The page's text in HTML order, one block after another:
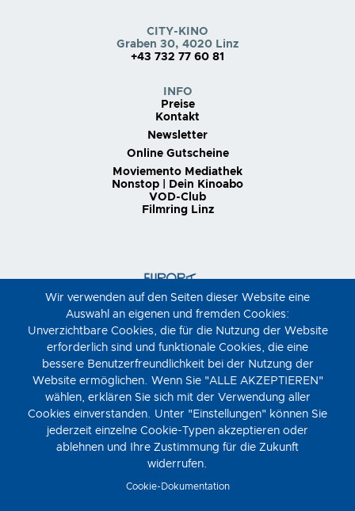
CITY-KINO
Graben 30, 4020 Linz
+43 732 77 60 81
INFO
Preise
Kontakt
Newsletter
Online Gutscheine
Moviemento Mediathek
Nonstop | Dein Kinoabo
VOD-Club
Filmring Linz
Wir verwenden auf den Seiten dieser Website eine
Auswahl an eigenen und fremden Cookies:
Unverzichtbare Cookies, die für die Nutzung der Website
erforderlich sind und funktionale Cookies, die eine
bessere Benutzerfreundlichkeit bei der Nutzung der
Website ermöglichen. Wenn Sie "ALLE AKZEPTIEREN"
wählen, erklären Sie sich mit der Verwendung aller
Cookies einverstanden. Unter "Einstellungen" können Sie
jederzeit einzelne Cookie-Typen akzeptieren oder
ablehnen und Ihre Zustimmung für die Zukunft
widerrufen.
Cookie-Dokumentation